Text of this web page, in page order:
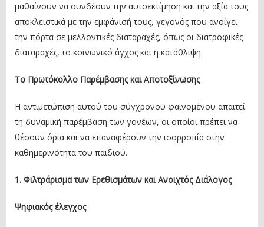
μαθαίνουν να συνδέουν την αυτοεκτίμηση και την αξία τους
αποκλειστικά με την εμφάνισή τους, γεγονός που ανοίγει
την πόρτα σε μελλοντικές διαταραχές, όπως οι διατροφικές
διαταραχές, το κοινωνικό άγχος και η κατάθλιψη.
Το Πρωτόκολλο Παρέμβασης και Αποτοξίνωσης
Η αντιμετώπιση αυτού του σύγχρονου φαινομένου απαιτεί
τη δυναμική παρέμβαση των γονέων, οι οποίοι πρέπει να
θέσουν όρια και να επαναφέρουν την ισορροπία στην
καθημερινότητα του παιδιού.
1. Φιλτράρισμα των Ερεθισμάτων και Ανοιχτός Διάλογος
Ψηφιακός έλεγχος